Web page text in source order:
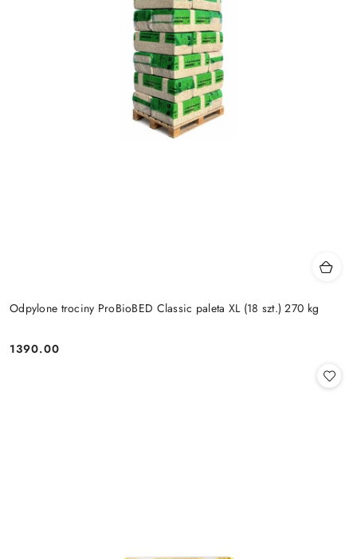
Odpylone trociny ProBioBED Classic paleta XL (18 szt.) 270 kg
Cena:
1390.00